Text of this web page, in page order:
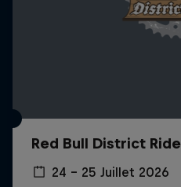
Red Bull District Ride
24 – 25 Juillet 2026